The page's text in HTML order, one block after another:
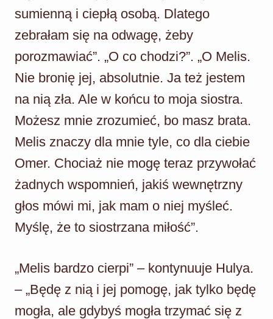
sumienną i ciepłą osobą. Dlatego
zebrałam się na odwagę, żeby
porozmawiać”. „O co chodzi?”. „O Melis.
Nie bronię jej, absolutnie. Ja też jestem
na nią zła. Ale w końcu to moja siostra.
Możesz mnie zrozumieć, bo masz brata.
Melis znaczy dla mnie tyle, co dla ciebie
Omer. Chociaż nie mogę teraz przywołać
żadnych wspomnień, jakiś wewnętrzny
głos mówi mi, jak mam o niej myśleć.
Myślę, że to siostrzana miłość”.
„Melis bardzo cierpi” – kontynuuje Hulya.
– „Będę z nią i jej pomogę, jak tylko będę
mogła, ale gdybyś mogła trzymać się z